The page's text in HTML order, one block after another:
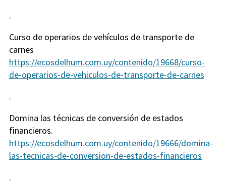
.
Curso de operarios de vehículos de transporte de
carnes
https://ecosdelhum.com.uy/contenido/19668/curso-
de-operarios-de-vehiculos-de-transporte-de-carnes
.
Domina las técnicas de conversión de estados
financieros.
https://ecosdelhum.com.uy/contenido/19666/domina-
las-tecnicas-de-conversion-de-estados-financieros
.